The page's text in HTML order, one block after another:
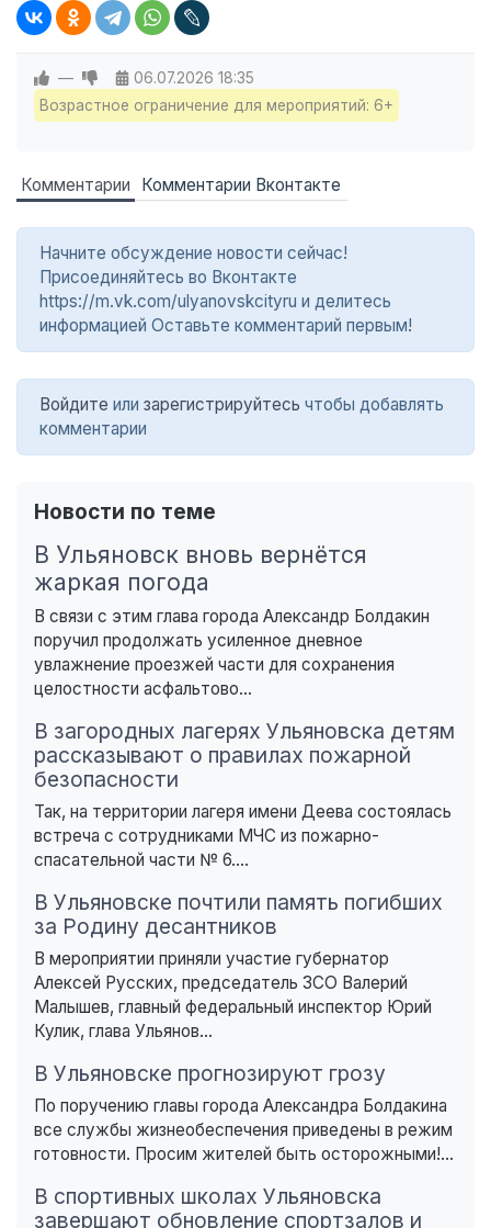
— 06.07.2026 18:35
Возрастное ограничение для мероприятий: 6+
Комментарии Комментарии Вконтакте
Начните обсуждение новости сейчас!
Присоединяйтесь во Вконтакте
https://m.vk.com/ulyanovskcityru и делитесь
информацией Оставьте комментарий первым!
Войдите или зарегистрируйтесь чтобы добавлять
комментарии
Новости по теме
В Ульяновск вновь вернётся
жаркая погода
В связи с этим глава города Александр Болдакин
поручил продолжать усиленное дневное
увлажнение проезжей части для сохранения
целостности асфальтово...
В загородных лагерях Ульяновска детям
рассказывают о правилах пожарной
безопасности
Так, на территории лагеря имени Деева состоялась
встреча с сотрудниками МЧС из пожарно-
спасательной части № 6....
В Ульяновске почтили память погибших
за Родину десантников
В мероприятии приняли участие губернатор
Алексей Русских, председатель ЗСО Валерий
Малышев, главный федеральный инспектор Юрий
Кулик, глава Ульянов...
В Ульяновске прогнозируют грозу
По поручению главы города Александра Болдакина
все службы жизнеобеспечения приведены в режим
готовности. Просим жителей быть осторожными!...
В спортивных школах Ульяновска
завершают обновление спортзалов и